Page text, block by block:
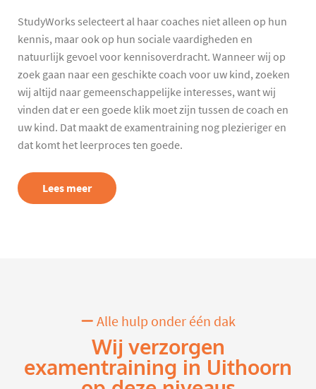
StudyWorks selecteert al haar coaches niet alleen op hun
kennis, maar ook op hun sociale vaardigheden en
natuurlijk gevoel voor kennisoverdracht. Wanneer wij op
zoek gaan naar een geschikte coach voor uw kind, zoeken
wij altijd naar gemeenschappelijke interesses, want wij
vinden dat er een goede klik moet zijn tussen de coach en
uw kind. Dat maakt de examentraining nog plezieriger en
dat komt het leerproces ten goede.
Lees meer
Alle hulp onder één dak
Wij verzorgen
examentraining in Uithoorn